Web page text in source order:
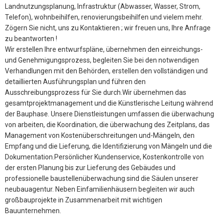
Landnutzungsplanung, Infrastruktur (Abwasser, Wasser, Strom,
Telefon), wohnbeihilfen, renovierungsbeihilfen und vielem mehr.
Zögern Sie nicht, uns zu Kontaktieren ; wir freuen uns, Ihre Anfrage
zu beantworten !
Wir erstellen Ihre entwurfspläne, übernehmen den einreichungs-
und Genehmigungsprozess, begleiten Sie bei den notwendigen
Verhandlungen mit den Behörden, erstellen den vollständigen und
detaillierten Ausführungsplan und führen den
Ausschreibungsprozess für Sie durch.Wir übernehmen das
gesamtprojektmanagement und die Künstlerische Leitung während
der Bauphase. Unsere Dienstleistungen umfassen die überwachung
von arbeiten, die Koordination, die überwachung des Zeitplans, das
Management von Kostenüberschreitungen und-Mängeln, den
Empfang und die Lieferung, die Identifizierung von Mängeln und die
Dokumentation.Persönlicher Kundenservice, Kostenkontrolle von
der ersten Planung bis zur Lieferung des Gebäudes und
professionelle baustellenüberwachung sind die Säulen unserer
neubauagentur. Neben Einfamilienhäusern begleiten wir auch
großbauprojekte in Zusammenarbeit mit wichtigen
Bauunternehmen.